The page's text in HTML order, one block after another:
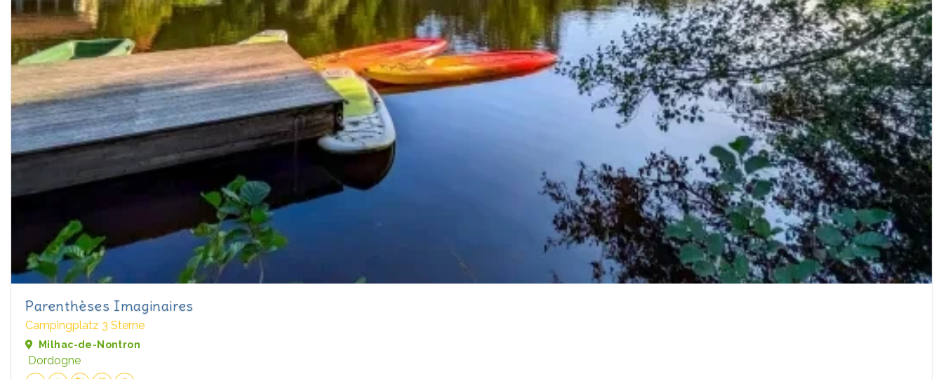
Parenthèses Imaginaires
Campingplatz 3 Sterne
Milhac-de-Nontron
Dordogne